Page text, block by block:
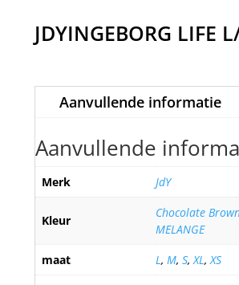
JDYINGEBORG LIFE
Aanvullende informatie
Aanvullende
Merk JdY
Kleur
Chocolate
MELANGE
maat
L,M,S,XL,XS